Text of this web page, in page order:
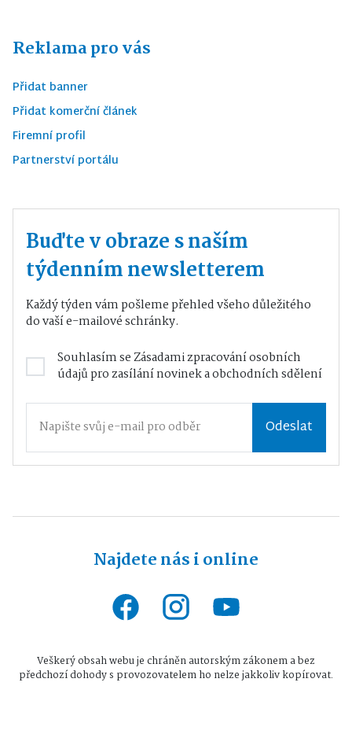
Reklama pro vás
Přidat banner
Přidat komerční článek
Firemní profil
Partnerství portálu
Buďte v obraze s naším
týdenním newsletterem
Každý týden vám pošleme přehled všeho důležitého
do vaší e-mailové schránky.
Souhlasím seZásadami zpracování osobních
údajůpro zasílání novinek a obchodních sdělení
Odeslat
Najdete nás i online
Veškerý obsah webu je chráněn autorským zákonem a bez
předchozí dohody s provozovatelem ho nelze jakkoliv kopírovat.